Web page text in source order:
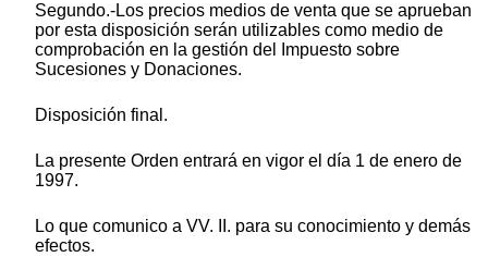
Segundo.-Los precios medios de venta que se aprueban
por esta disposición serán utilizables como medio de
comprobación en la gestión del Impuesto sobre
Sucesiones y Donaciones.
Disposición final.
La presente Orden entrará en vigor el día 1 de enero de
1997.
Lo que comunico a VV. II. para su conocimiento y demás
efectos.